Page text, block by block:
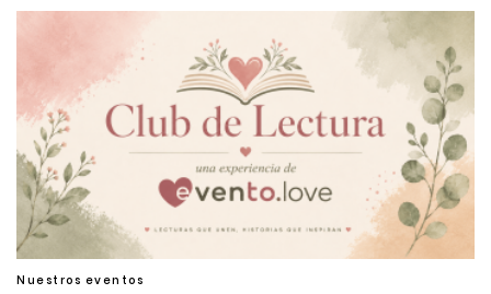
Nuestros eventos